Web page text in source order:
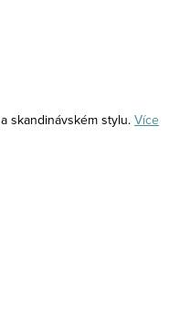
skandinávském stylu. Více